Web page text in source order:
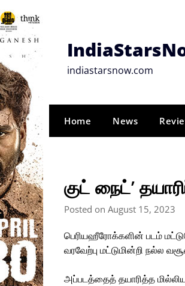
Skip
to
content
indiastarsnow.com
Home News
குட் நைட்’
Posted on August 15, 2023
பெரியஹீரோக்களின் படம்
வரவேற்பு மட்டுமின்றி நல்ல
அப்படத்தைத் தயாரித்த